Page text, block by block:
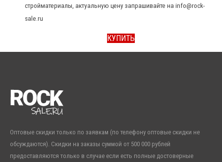
стройматериалы, актуальную цену запрашивайте на info@rock-
sale.ru
КУПИТЬ
Оптовые скидки только по заявкам (по телефону оптовые скидки не
обсуждаются). Скидки на заказы суммой от 500 000 рублей
предоставляются только в случае если есть полные достоверные